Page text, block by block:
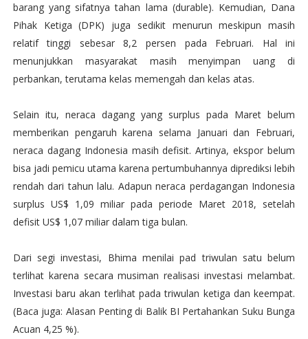
barang yang sifatnya tahan lama (durable). Kemudian, Dana
Pihak Ketiga (DPK) juga sedikit menurun meskipun masih
relatif tinggi sebesar 8,2 persen pada Februari. Hal ini
menunjukkan masyarakat masih menyimpan uang di
perbankan, terutama kelas memengah dan kelas atas.
Selain itu, neraca dagang yang surplus pada Maret belum
memberikan pengaruh karena selama Januari dan Februari,
neraca dagang Indonesia masih defisit. Artinya, ekspor belum
bisa jadi pemicu utama karena pertumbuhannya diprediksi lebih
rendah dari tahun lalu. Adapun neraca perdagangan Indonesia
surplus US$ 1,09 miliar pada periode Maret 2018, setelah
defisit US$ 1,07 miliar dalam tiga bulan.
Dari segi investasi, Bhima menilai pad triwulan satu belum
terlihat karena secara musiman realisasi investasi melambat.
Investasi baru akan terlihat pada triwulan ketiga dan keempat.
(Baca juga: Alasan Penting di Balik BI Pertahankan Suku Bunga
Acuan 4,25 %).